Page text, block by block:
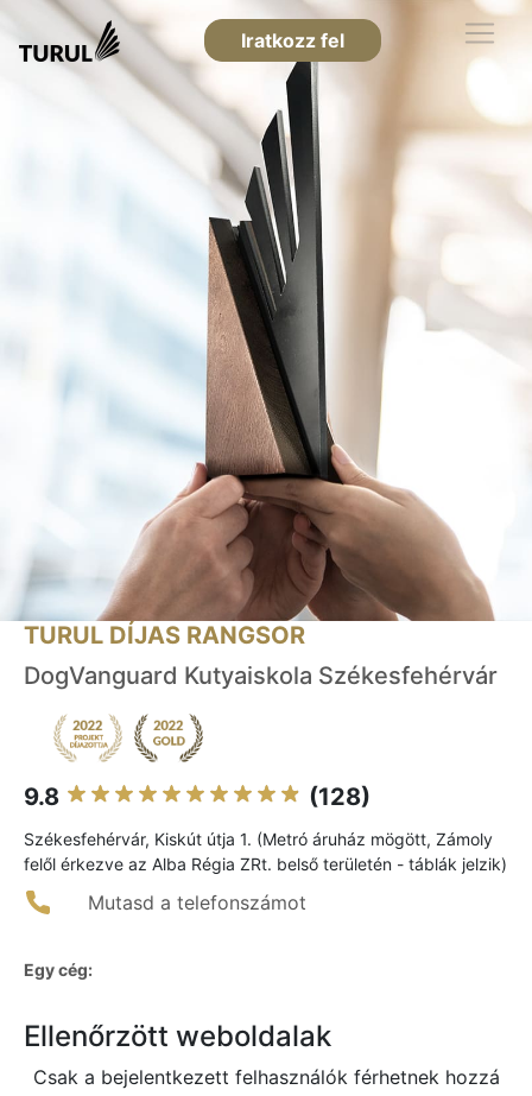
Iratkozz fel
TURUL DÍJAS RANGSOR
DogVanguard Kutyaiskola Székesfehérvár
9.8 (128)
Székesfehérvár, Kiskút útja 1. (Metró áruház mögött, Zámoly
felől érkezve az Alba Régia ZRt. belső területén - táblák jelzik)
Mutasd a telefonszámot
Egy cég:
Ellenőrzött weboldalak
Csak a bejelentkezett felhasználók férhetnek hozzá